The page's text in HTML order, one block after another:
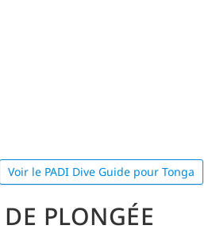
Voir le PADI Dive Guide pour Tonga
PLONGÉE